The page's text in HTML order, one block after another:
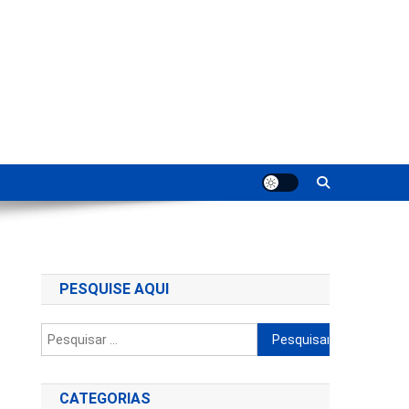
PESQUISE AQUI
Pesquisar
por:
CATEGORIAS